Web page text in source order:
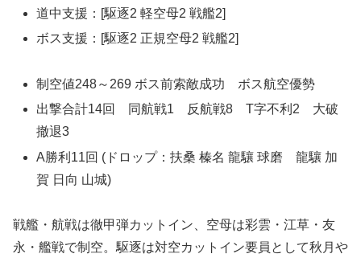
道中支援：[駆逐2 軽空母2 戦艦2]
ボス支援：[駆逐2 正規空母2 戦艦2]
制空値248～269 ボス前索敵成功 ボス航空優勢
出撃合計14回 同航戦1 反航戦8 T字不利2 大破
撤退3
A勝利11回 (ドロップ：扶桑 榛名 龍驤 球磨 龍驤 加
賀 日向 山城)
戦艦・航戦は徹甲弾カットイン、空母は彩雲・江草・友
永・艦戦で制空。駆逐は対空カットイン要員として秋月や